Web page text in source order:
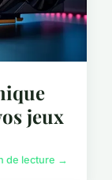
jeux
de lecture →